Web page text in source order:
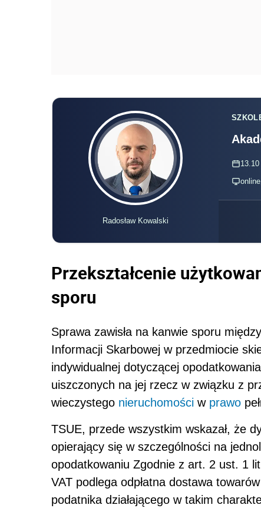
Radosław Kowalski
Przekształcenie
sporu
Sprawa zawisła na kanwie sporu
Informacji Skarbowej w przedmiocie
indywidualnej dotyczącej
uiszczonych na jej rzecz w związku z
wieczystego nieruchomości w prawo
TSUE, przede wszystkim wskazał, że
opierający się w szczególności na
opodatkowaniu Zgodnie z art. 2 ust. 1
VAT podlega odpłatna dostawa
podatnika działającego w takim